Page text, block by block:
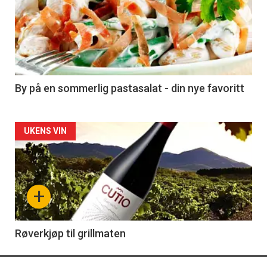
akkurat
nå
-
5
By på en sommerlig pastasalat - din nye favoritt
Forsiden
akkurat
nå
-
6
+
UKENS VIN
Røverkjøp til grillmaten